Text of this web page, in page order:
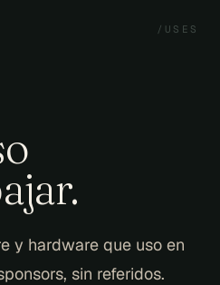
/USES
y hardware que uso en
sin referidos.